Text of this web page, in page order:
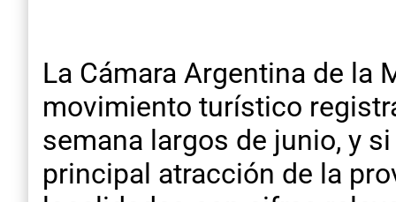
La Cámara Argentina de la
movimiento turístico
semana largos de junio, y
principal atracción de la